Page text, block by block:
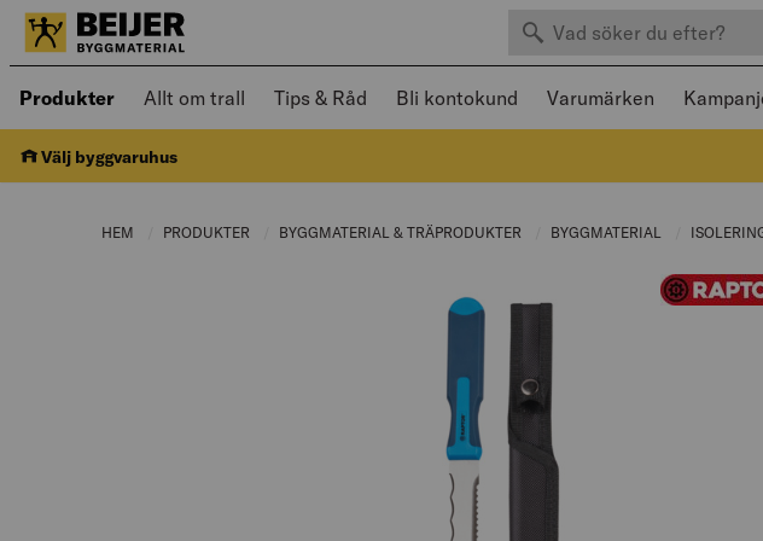
Sök efter produkter
Produkter Öppnad meny kan navigeras med piltangenter och stängas med Escape
Allt om trall Tips & Råd Bli kontokund Varumärken
Välj byggvaruhus
HEM PRODUKTER CURRENT PAGE:
BYGGMATERIAL & TRÄPRODUKTER CURRENT PAGE:
BYGGMATERIAL CURRENT